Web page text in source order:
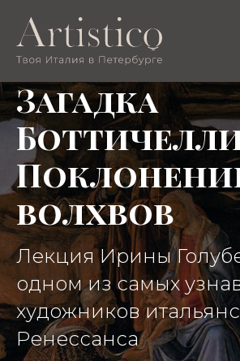
Загадка
волхвов
Лекция Ирины
одном из самых
художников
Ренессанса